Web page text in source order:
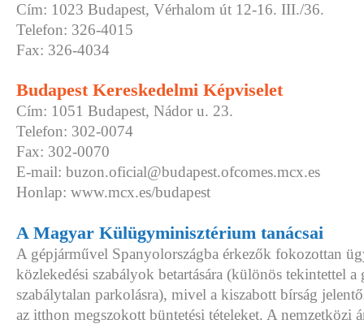
Cím: 1023 Budapest, Vérhalom út 12-16. III./36.
Telefon: 326-4015
Fax: 326-4034
Budapest Kereskedelmi Képviselet
Cím: 1051 Budapest, Nádor u. 23.
Telefon: 302-0074
Fax: 302-0070
E-mail: buzon.oficial@budapest.ofcomes.mcx.es
Honlap: www.mcx.es/budapest
A Magyar Külügyminisztérium tanácsai
A gépjárművel Spanyolországba érkezők fokozottan
közlekedési szabályok betartására (különös tekintettel a
szabálytalan parkolásra), mivel a kiszabott bírság
az itthon megszokott büntetési tételeket. A nemzetközi